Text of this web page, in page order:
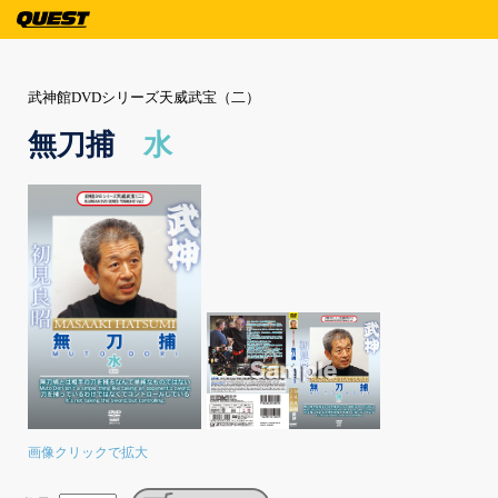
武神館DVDシリーズ天威武宝（二）
無刀捕 水
画像クリックで拡大